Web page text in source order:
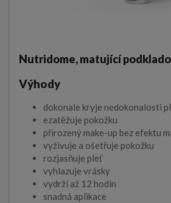
Nutridome, matující
Výhody
dokonale kryje nedokonalosti
ezatěžuje pokožku
přirozený make-up bez efektu
vyživuje a ošetřuje pokožku
rozjasňuje pleť
vyhlazuje vrásky
vydrží až 12 hodin
snadná aplikace